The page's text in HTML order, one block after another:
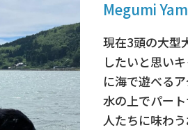
Megumi
現在3頭の大型
したいと思い
に海で遊べる
水の上でパー
人たちに味わ